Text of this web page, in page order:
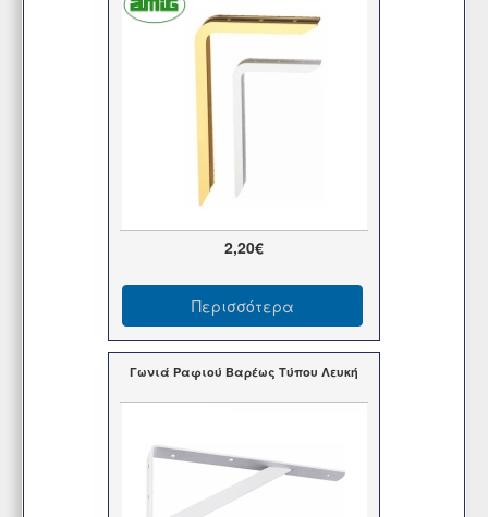
2,20€
Περισσότερα
Γωνιά Ραφιού Βαρέως Τύπου Λευκή